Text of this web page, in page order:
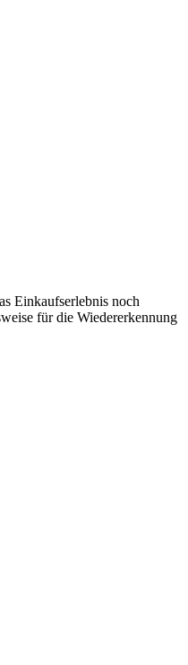
Einkaufserlebnis noch
für die Wiedererkennung